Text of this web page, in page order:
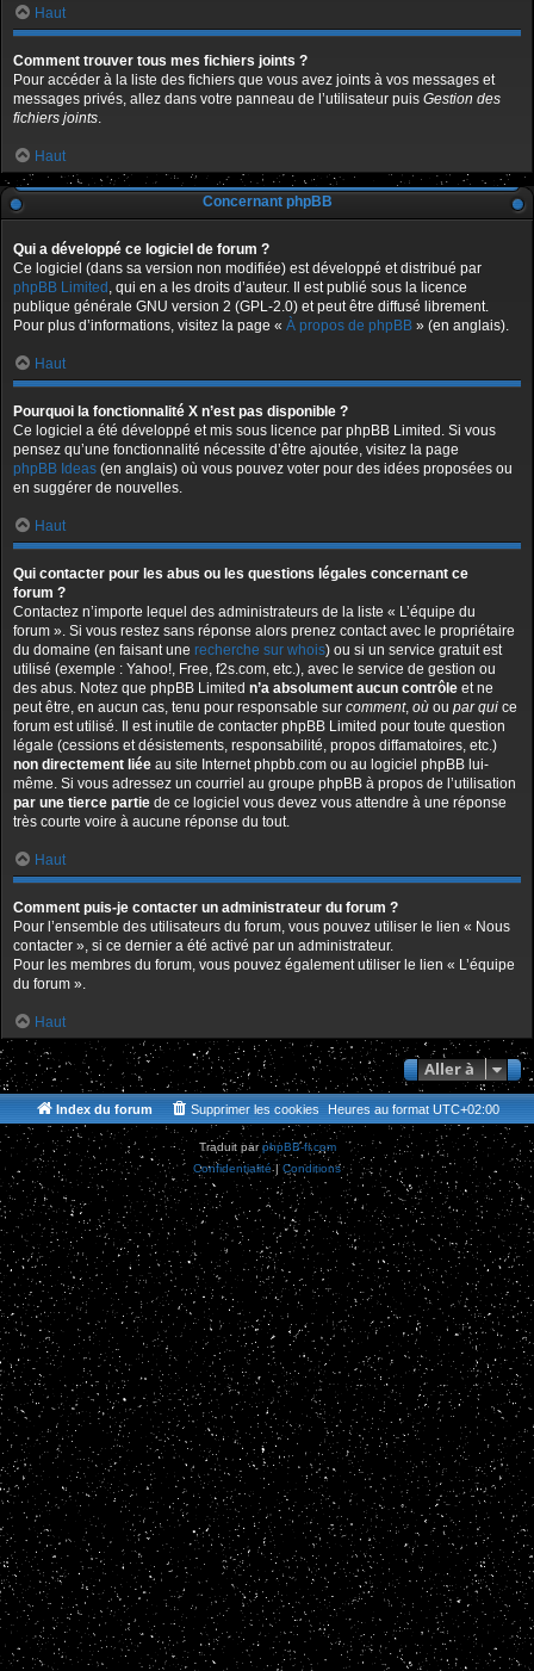
Haut
Comment trouver tous mes fichiers joints ?
Pour accéder à la liste des fichiers que vous avez joints à vos messages et
messages privés, allez dans votre panneau de l’utilisateur puis Gestion des
fichiers joints.
Haut
Concernant phpBB
Qui a développé ce logiciel de forum ?
Ce logiciel (dans sa version non modifiée) est développé et distribué par
phpBB Limited , qui en a les droits d’auteur. Il est publié sous la licence
publique générale GNU version 2 (GPL-2.0) et peut être diffusé librement.
Pour plus d’informations, visitez la page « À propos de phpBB » (en anglais).
Haut
Pourquoi la fonctionnalité X n’est pas disponible ?
Ce logiciel a été développé et mis sous licence par phpBB Limited. Si vous
pensez qu’une fonctionnalité nécessite d’être ajoutée, visitez la page
phpBB Ideas (en anglais) où vous pouvez voter pour des idées proposées ou
en suggérer de nouvelles.
Haut
Qui contacter pour les abus ou les questions légales concernant ce
forum ?
Contactez n’importe lequel des administrateurs de la liste « L’équipe du
forum ». Si vous restez sans réponse alors prenez contact avec le propriétaire
du domaine (en faisant une recherche sur whois) ou si un service gratuit est
utilisé (exemple : Yahoo!, Free, f2s.com, etc.), avec le service de gestion ou
des abus. Notez que phpBB Limited n’a absolument aucun contrôle et ne
peut être, en aucun cas, tenu pour responsable sur comment, où ou par qui ce
forum est utilisé. Il est inutile de contacter phpBB Limited pour toute question
légale (cessions et désistements, responsabilité, propos diffamatoires, etc.)
non directement liée au site Internet phpbb.com ou au logiciel phpBB lui-
même. Si vous adressez un courriel au groupe phpBB à propos de l’utilisation
par une tierce partie de ce logiciel vous devez vous attendre à une réponse
très courte voire à aucune réponse du tout.
Haut
Comment puis-je contacter un administrateur du forum ?
Pour l’ensemble des utilisateurs du forum, vous pouvez utiliser le lien « Nous
contacter », si ce dernier a été activé par un administrateur.
Pour les membres du forum, vous pouvez également utiliser le lien « L’équipe
du forum ».
Haut
Aller à
Index du forum Heures au format UTC+02:00
Supprimer les cookies
Traduit parphpBB-fr.com
Confidentialité|Conditions